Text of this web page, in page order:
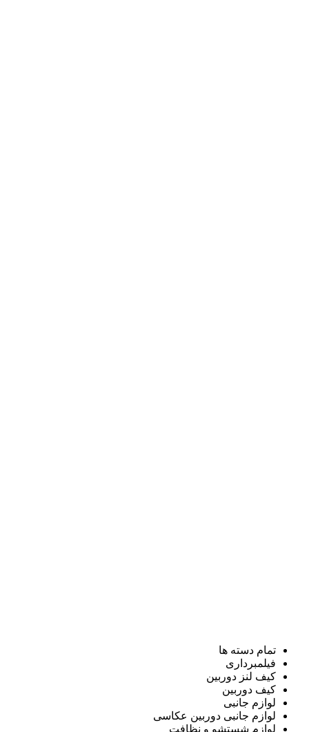
تمام دسته ها
فیلمبرداری
کیف لنز دوربین
کیف دوربین
لوازم جانبی
لوازم جانبی دوربین عکاسی
لوازم شستشو و نظافت